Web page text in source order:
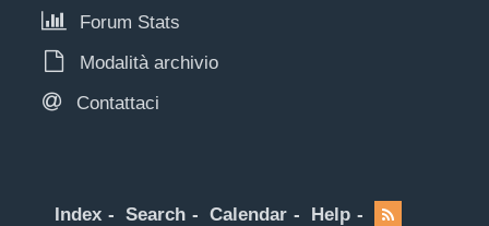
Forum Stats
Modalità archivio
Contattaci
Index Search Calendar Help